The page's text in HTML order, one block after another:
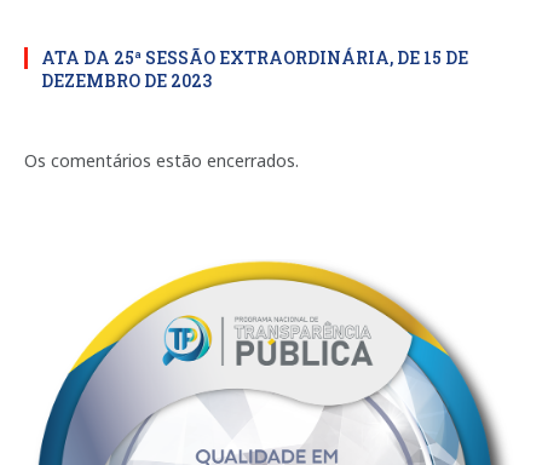
ATA DA 25ª SESSÃO EXTRAORDINÁRIA, DE 15 DE
DEZEMBRO DE 2023
Os comentários estão encerrados.